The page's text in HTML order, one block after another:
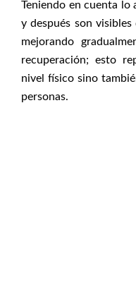
Teniendo en cuenta lo
y después son
mejorando
recuperación; esto
nivel físico sino
personas.